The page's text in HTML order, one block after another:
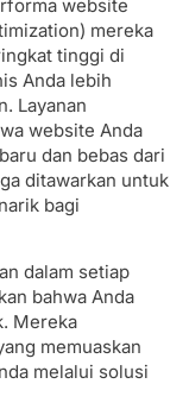
website
mereka
tinggi di
Anda lebih
Layanan
website Anda
dan bebas dari
ditawarkan untuk
bagi
dalam setiap
bahwa Anda
Mereka
memuaskan
melalui solusi